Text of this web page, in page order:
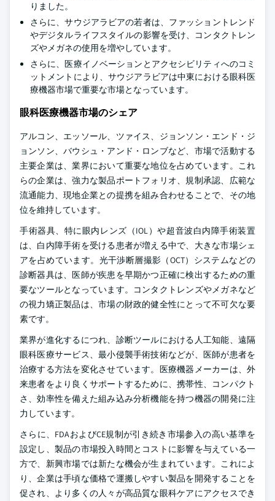
りました。
さらに、サウジアラビアの若者は、ファッショントレンド
やデジタルライフスタイルの影響を受け、コンタクトレン
ズやメガネの使用を増やしています。
さらに、医療イノベーションとアクセシビリティへのコミ
ットメントにより、サウジアラビアは中東における眼科医
療機器市場で重要な市場となっています。
眼科医療機器市場のシェア
アルコン、エッソール、ツァイス、ジョンソン・エンド・ジ
ョンソン、バウシュ・アンド・ロンブなど、市場で活動する
主要企業は、業界において重要な地位を占めています。これ
らの企業は、強力な製品ポートフォリオ、規制承認、広範な
流通能力、現地企業との提携を組み合わせることで、その地
位を維持しています。
手術器具、特に眼内レンズ（IOL）や超音波白内障手術装置
は、白内障手術を受ける患者が増える中で、大きな市場シェ
アを占めています。光干渉断層撮影（OCT）システムなどの
診断器具は、医師が疾患を早期かつ正確に検出するための重
要なツールとなっています。コンタクトレンズやメガネなど
の視力矯正製品は、市場の財政的健全性にとって不可欠な要
素です。
業界が進化するにつれ、診断ツールにおける人工知能、遠隔
眼科医療サービス、最小侵襲手術技術などが、医師が患者を
治療する方法を変化させています。医療機器メーカーは、外
来患者をより良くサポートするために、携帯性、コンパクト
さ、効率性を備えた組み込み分析機能を持つ機器の開発に注
力しています。
さらに、FDAおよびCE規制が引き続き市場参入の高い基準を
設定し、製品の市場投入時間とコストに影響を与えている一
方で、新興市場では新たな機会が生まれています。これによ
り、企業は手頃な価格で運搬しやすい製品を開発することを
促され、より多くの人々が高品質な眼科ケアにアクセスでき